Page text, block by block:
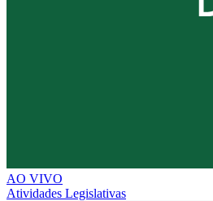
AO VIVO
Atividades Legislativas